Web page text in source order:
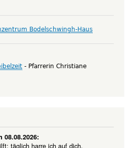
Bodelschwingh-Haus
Pfarrerin Christiane
08.08.2026:
täglich harre ich auf dich.